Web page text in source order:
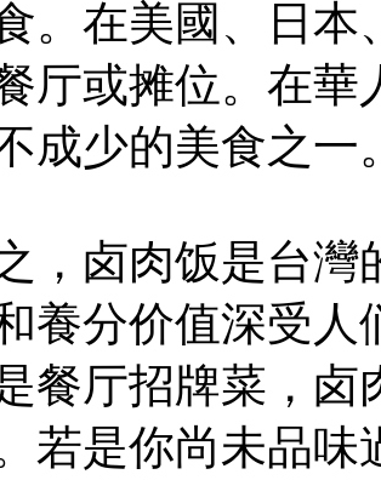
。在美國、日本
厅或摊位。在華
成少的美食之一
，卤肉饭是台灣
養分价值深受人
餐厅招牌菜，卤
若是你尚未品味